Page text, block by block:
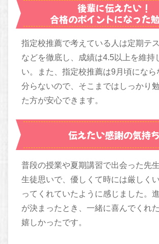
後輩に伝えたい！
合格のポイントになった
指定校推薦で考えている人は定期テ
などを徹底し、成績は4.5以上を維持
い。また、指定校推薦は9月頃にな
分らないので、そこまではしっかり
た方が安心できます。
伝えたい感謝の気持ち
普段の授業や夏期講習で出会った先
生徒思いで、優しくて時には厳しく
ってくれていたように感じました。
が決まったとき、一緒に喜んでくれ
嬉しかったです。